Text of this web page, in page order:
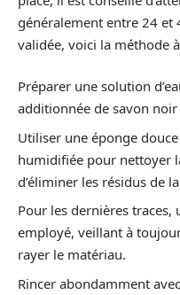
généralement entre 24 et
validée, voici la méthode
Préparer une solution
additionnée de savon
Utiliser une éponge
humidifiée pour nettoyer
d’éliminer les résidus de
Pour les dernières
employé, veillant à
rayer le matériau.
Rincer abondamment